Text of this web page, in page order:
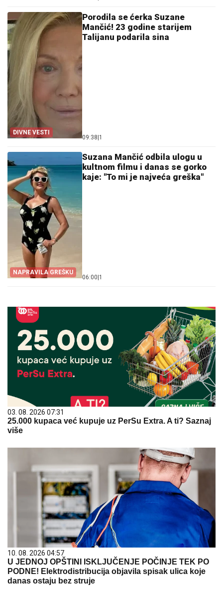
DIVNE VESTI
Porodila se ćerka Suzane
Mančić! 23 godine starijem
Talijanu podarila sina
09:38|1
NAPRAVILA GREŠKU
Suzana Mančić odbila ulogu u
kultnom filmu i danas se gorko
kaje: "To mi je najveća greška"
06:00|1
03. 08. 2026 07:31
25.000 kupaca već kupuje uz PerSu Extra. A ti? Saznaj
više
10. 08. 2026 04:57
U JEDNOJ OPŠTINI ISKLJUČENJE POČINJE TEK PO
PODNE! Elektrodistribucija objavila spisak ulica koje
danas ostaju bez struje